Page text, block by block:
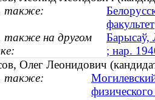
также:
факультет
также на другом
Барысаў,
; нар.
Олег Леонидович
также: